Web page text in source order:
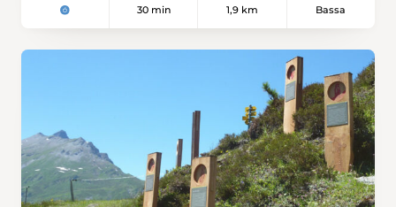
30 min 1,9 km Bassa